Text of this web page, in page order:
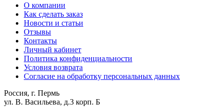
О компании
Как сделать заказ
Новости и статьи
Отзывы
Контакты
Личный кабинет
Политика конфиденциальности
Условия возврата
Согласие на обработку персональных данных
Россия, г. Пермь
ул. В. Васильева, д.3 корп. Б